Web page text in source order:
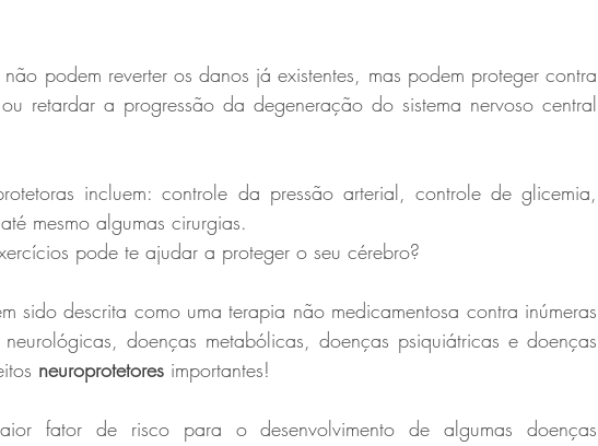
podem reverter os danos já existentes, mas podem proteger contra
retardar a progressão da degeneração do sistema nervoso central
incluem: controle da pressão arterial, controle de glicemia,
mesmo algumas cirurgias.
pode te ajudar a proteger o seu cérebro?
sido descrita como uma terapia não medicamentosa contra inúmeras
doenças metabólicas, doenças psiquiátricas e doenças
neuroprotetores importantes!
fator de risco para o desenvolvimento de algumas doenças